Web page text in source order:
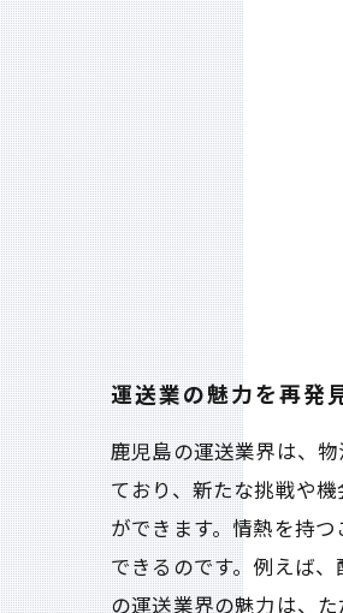
運送業の魅力を再発
鹿児島の運送業界は、
ており、新たな挑戦や
ができます。情熱を持
できるのです。例えば
の運送業界の魅力は、